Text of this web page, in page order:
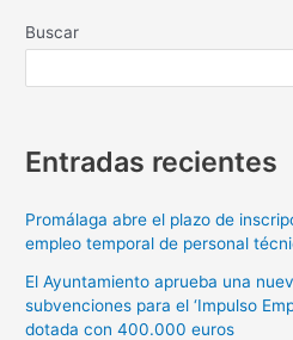
Buscar
Entradas recientes
Promálaga abre el plazo de
empleo temporal de personal
El Ayuntamiento aprueba una
subvenciones para el ‘Impulso
dotada con 400.000 euros